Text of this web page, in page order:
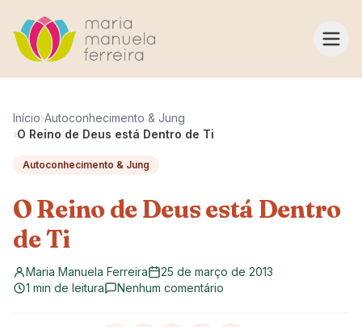
Início›Autoconhecimento & Jung
›O Reino de Deus está Dentro de Ti
Autoconhecimento & Jung
O Reino de Deus está Dentro
de Ti
Maria Manuela Ferreira
25 de março de 2013
1 min de leitura
Nenhum comentário